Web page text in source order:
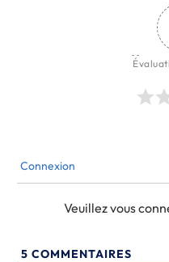
Connexion
Veuillez vous
5 COMMENTAIRES